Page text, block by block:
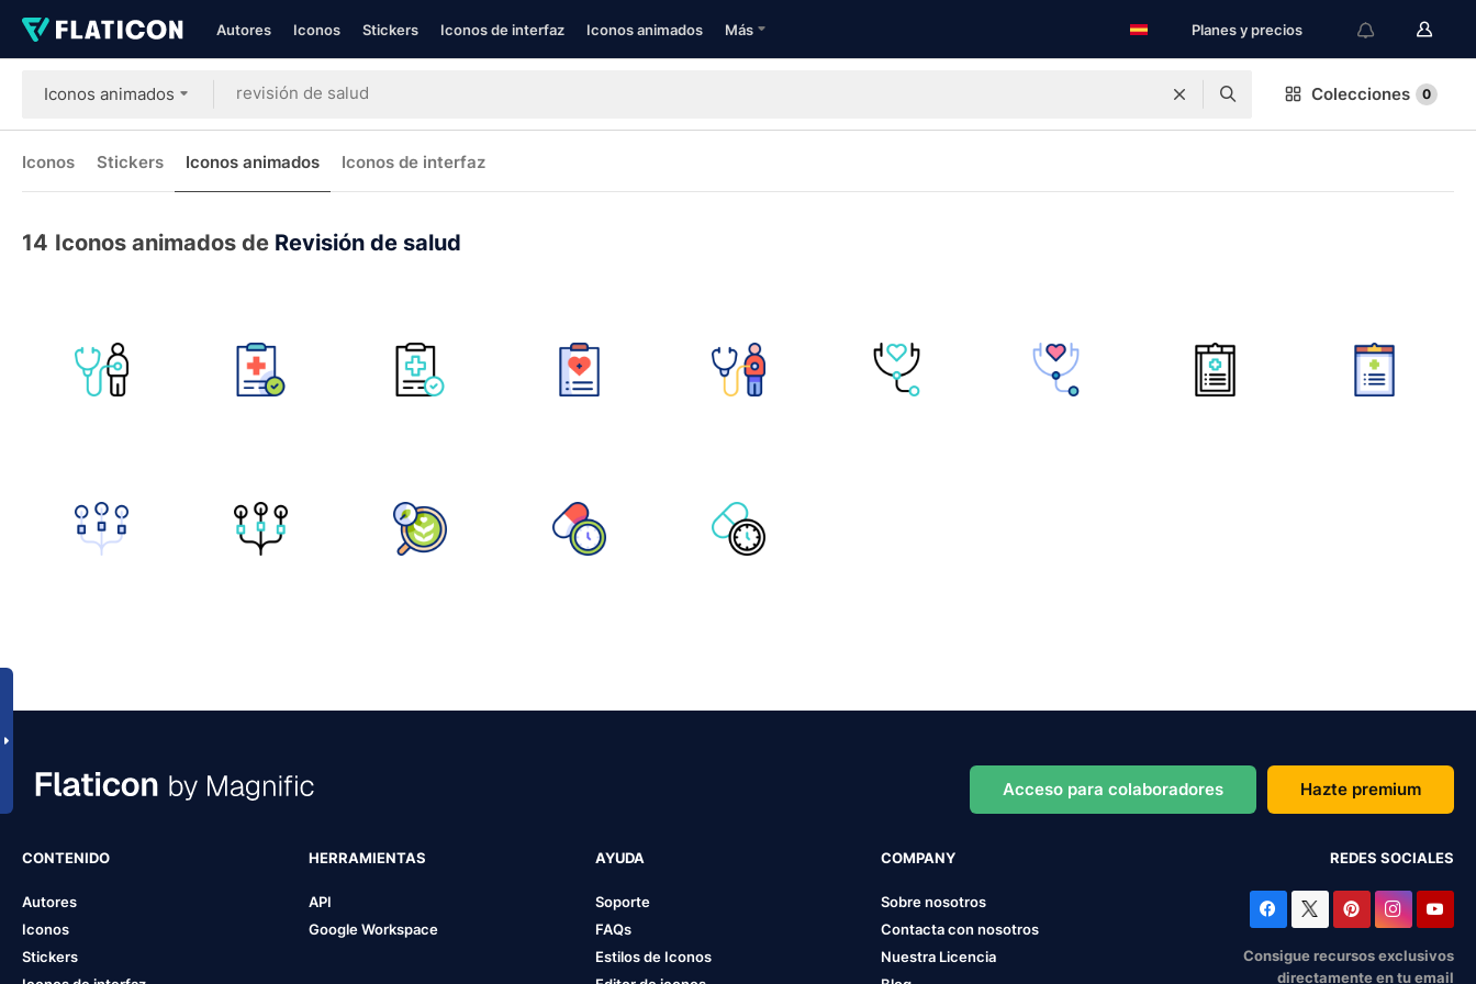
Autores Iconos Stickers Iconos de interfaz Iconos animados Más Planes y precios
Iconos animados Colecciones 0
Iconos Stickers Iconos animados Iconos de interfaz
14 Iconos animados de Revisión de salud
Acceso para colaboradores Hazte premium
CONTENIDO
Autores
Iconos
Stickers
HERRAMIENTAS
API
Google Workspace
AYUDA
Soporte
FAQs
Estilos de Iconos
COMPANY
Sobre nosotros
Contacta con nosotros
Nuestra Licencia
REDES SOCIALES
Consigue recursos exclusivos
directamente en tu email